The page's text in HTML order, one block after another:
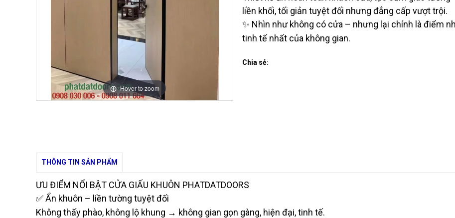
Hover to zoom
liền khối, tối giản tuyệt đối nhưng đẳng cấp vượt trội.
✨ Nhìn như không có cửa – nhưng lại chính là điểm
tinh tế nhất của không gian.
Chia sẻ:
THÔNG TIN SẢN PHẨM
ƯU ĐIỂM NỔI BẬT CỬA GIẤU KHUÔN PHATDATDOORS
✅ Ẩn khuôn – liền tường tuyệt đối
Không thấy phào, không lộ khung → không gian gọn gàng, hiện đại, tinh tế.